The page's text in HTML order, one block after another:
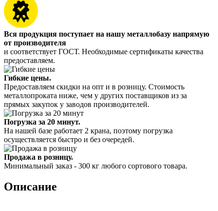
Вся продукция поступает на нашу металлобазу напрямую
от производителя
и соответствует ГОСТ. Необходимые сертификаты качества
предоставляем.
Гибкие цены.
Предоставляем скидки на опт и в розницу. Стоимость
металлопроката ниже, чем у других поставщиков из за
прямых закупок у заводов производителей.
Погрузка за 20 минут.
На нашей базе работает 2 крана, поэтому погрузка
осуществляется быстро и без очередей.
Продажа в розницу.
Минимальный заказ - 300 кг любого сортового товара.
Описание